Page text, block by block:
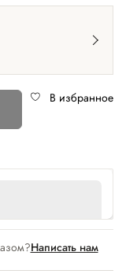
В избранное
Написать нам